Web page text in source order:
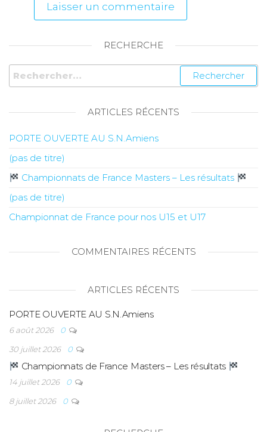
RECHERCHE
ARTICLES RÉCENTS
PORTE OUVERTE AU S.N.Amiens
(pas de titre)
Championnats de France Masters – Les résultats
(pas de titre)
Championnat de France pour nos U15 et U17
COMMENTAIRES RÉCENTS
ARTICLES RÉCENTS
PORTE OUVERTE AU S.N.Amiens
6 août 2026
0
30 juillet 2026
0
Championnats de France Masters – Les résultats
14 juillet 2026
0
8 juillet 2026
0